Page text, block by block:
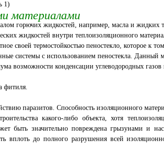
1)
материалами
горючих жидкостей, например, масла и жидких
жидкостей внутри теплоизоляционного
своей термостойкостью пеностекло, которое к
системы с использованием пеностекла. Данный
возможности конденсации углеводородных
фитиля.
паразитов. Способность изоляционного
какого-либо объекта, хотя
быть значительно повреждена грызунами и
вплоть до полного разрушения всей